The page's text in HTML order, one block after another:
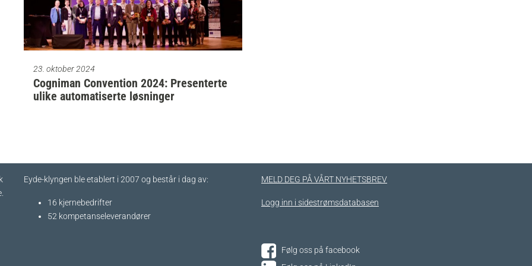
23. oktober 2024
Cogniman Convention 2024: Presenterte
ulike automatiserte løsninger
Eyde-klyngen ble etablert i 2007 og består i dag av:
16 kjernebedrifter​
52 kompetanseleverandører
MELD DEG PÅ VÅRT NYHETSBREV
Logg inn i sidestrømsdatabasen
Følg oss på facebook